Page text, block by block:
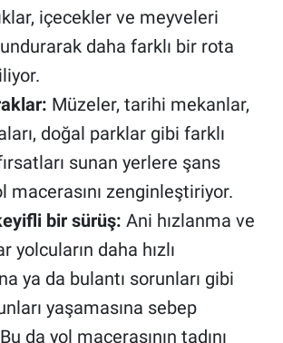
içecekler ve meyveleri
daha farklı bir rota
Müzeler, tarihi mekanlar,
doğal parklar gibi farklı
sunan yerlere şans
macerasını zenginleştiriyor.
bir sürüş: Ani hızlanma ve
yolcuların daha hızlı
ya da bulantı sorunları gibi
yaşamasına sebep
da yol macerasının tadını